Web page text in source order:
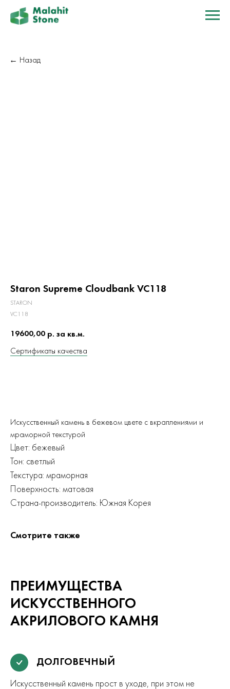
← Назад
Staron Supreme Cloudbank VC118
STARON
VC118
19600,00 р. за кв.м.
Сертификаты качества
Искусственный камень в бежевом цвете с вкраплениями и
мраморной текстурой
Цвет: бежевый
Тон: светлый
Текстура: мраморная
Поверхность: матовая
Страна-производитель: Южная Корея
Смотрите также
ПРЕИМУЩЕСТВА
ИСКУССТВЕННОГО
АКРИЛОВОГО КАМНЯ
ДОЛГОВЕЧНЫЙ
Искусственный камень прост в уходе, при этом не